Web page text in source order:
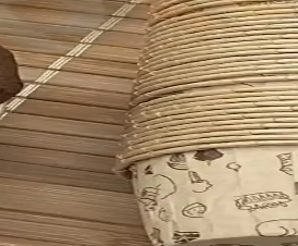
dayanıklı ve kolay temizlenebilir
sağlar. Kelepçeli kilit güvenli kullanım
malzeme, kolay temizlenme ve